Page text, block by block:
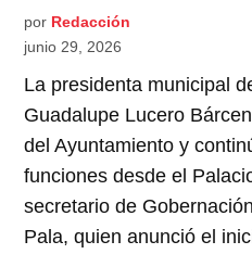
por Redacción
junio 29, 2026
La presidenta municipal
Guadalupe Lucero
del Ayuntamiento y
funciones desde el
secretario de
Pala, quien anunció el